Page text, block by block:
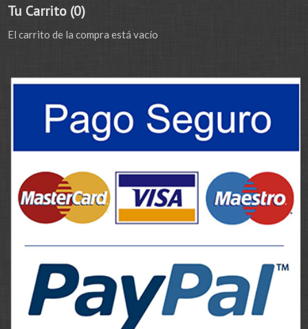
Tu Carrito (0)
El carrito de la compra está vacío